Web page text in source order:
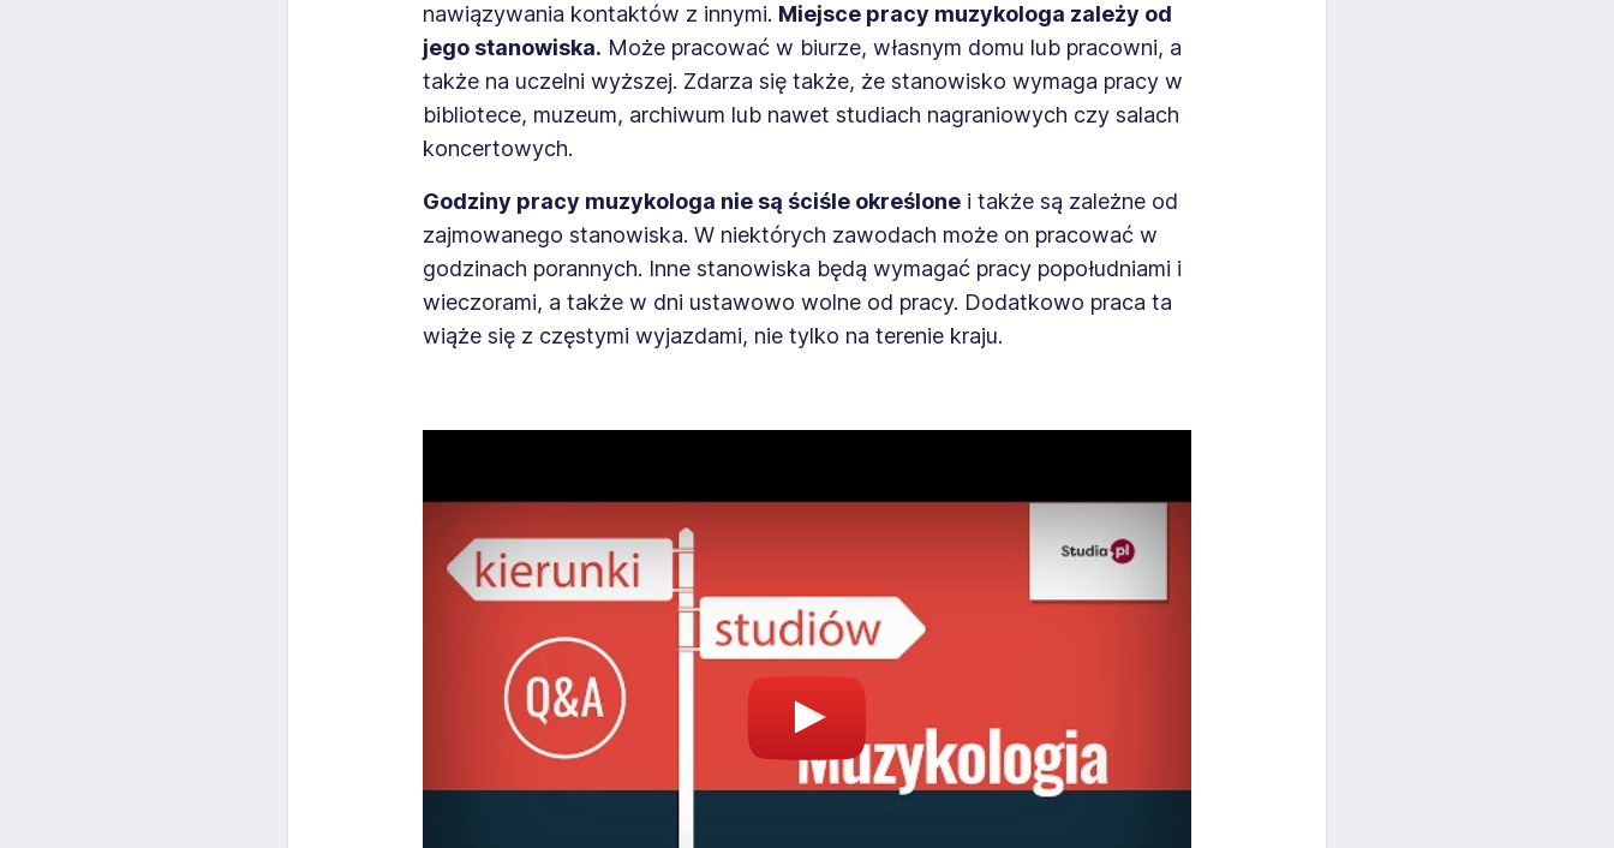
nawiązywania kontaktów z innymi. Miejsce pracy muzykologa zależy od
jego stanowiska. Może pracować w biurze, własnym domu lub pracowni, a
także na uczelni wyższej. Zdarza się także, że stanowisko wymaga pracy w
bibliotece, muzeum, archiwum lub nawet studiach nagraniowych czy salach
koncertowych.
Godziny pracy muzykologa nie są ściśle określone i także są zależne od
zajmowanego stanowiska. W niektórych zawodach może on pracować w
godzinach porannych. Inne stanowiska będą wymagać pracy popołudniami i
wieczorami, a także w dni ustawowo wolne od pracy. Dodatkowo praca ta
wiąże się z częstymi wyjazdami, nie tylko na terenie kraju.